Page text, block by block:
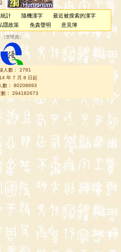
計 隨機漢字
最近被搜索的漢字
隱政策 免責聲明 意見簿
（管理員 ）
人數： 2781
年 7 月 8 日起
數： 80208693
數： 294182673